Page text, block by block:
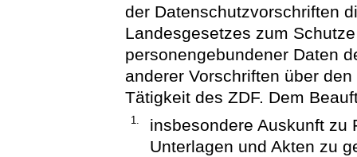
der Datenschutzvorschriften
Landesgesetzes zum
personengebundener Daten
anderer Vorschriften über
Tätigkeit des ZDF. Dem
1.
insbesondere Auskunft zu
Unterlagen und Akten zu